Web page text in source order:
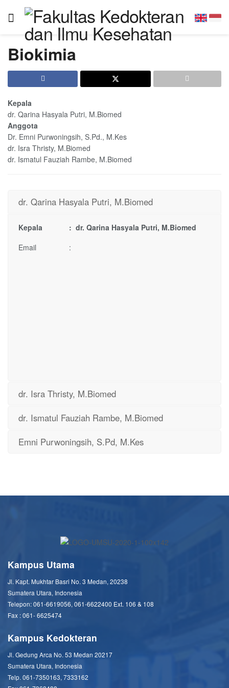
Biokimia
Kepala
dr. Qarina Hasyala Putri, M.Biomed
Anggota
Dr. Emni Purwoningsih, S.Pd., M.Kes
dr. Isra Thristy, M.Biomed
dr. Ismatul Fauziah Rambe, M.Biomed
dr. Qarina Hasyala Putri, M.Biomed
Kepala : dr. Qarina Hasyala Putri, M.Biomed
Email :
dr. Isra Thristy, M.Biomed
dr. Ismatul Fauziah Rambe, M.Biomed
Emni Purwoningsih, S.Pd, M.Kes
Kampus Utama
Jl. Kapt. Mukhtar Basri No. 3 Medan, 20238
Sumatera Utara, Indonesia
Telepon: 061-6619056, 061-6622400 Ext. 106 & 108
Fax : 061- 6625474
Kampus Kedokteran
Jl. Gedung Arca No. 53 Medan 20217
Sumatera Utara, Indonesia
Telp. 061-7350163, 7333162